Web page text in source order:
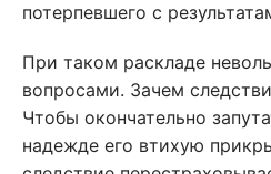
потерпевшего с
При таком раскладе
вопросами. Зачем
Чтобы окончательно
надежде его втихую